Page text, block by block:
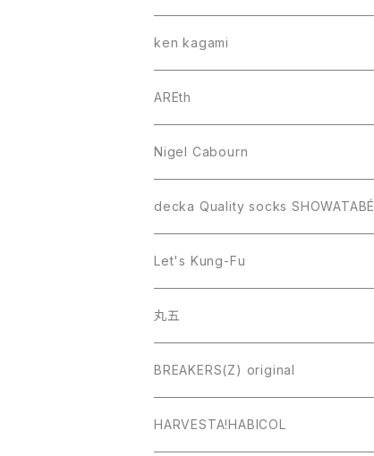
ken kagami
AREth
Nigel Cabourn
decka Quality socks SHOWATABÉ
Let's Kung-Fu
丸五
BREAKERS(Z) original
HARVESTA!HABICOL